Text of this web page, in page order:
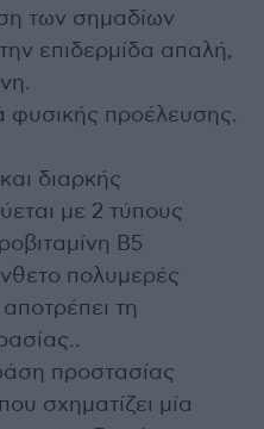
των σημαδίων
επιδερμίδα απαλή,
φυσικής προέλευσης.
διαρκής
με 2 τύπους
Β5
πολυμερές
τη
προστασίας
σχηματίζει μία